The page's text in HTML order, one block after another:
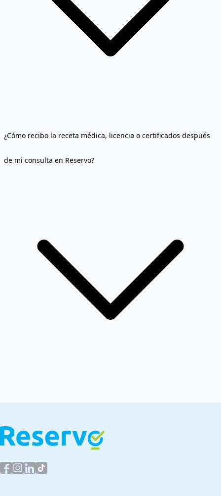
¿Cómo recibo la receta médica, licencia o certificados después
de mi consulta en Reservo?